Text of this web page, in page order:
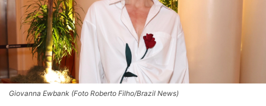
Giovanna Ewbank (Foto Roberto Filho/Brazil News)